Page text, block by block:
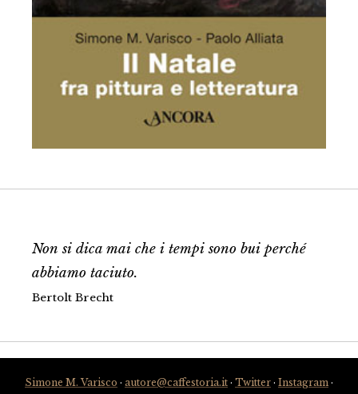
Non si dica mai che i tempi sono bui perché
abbiamo taciuto.
Bertolt Brecht
Simone M. Varisco · autore@caffestoria.it · Twitter · Instagram ·